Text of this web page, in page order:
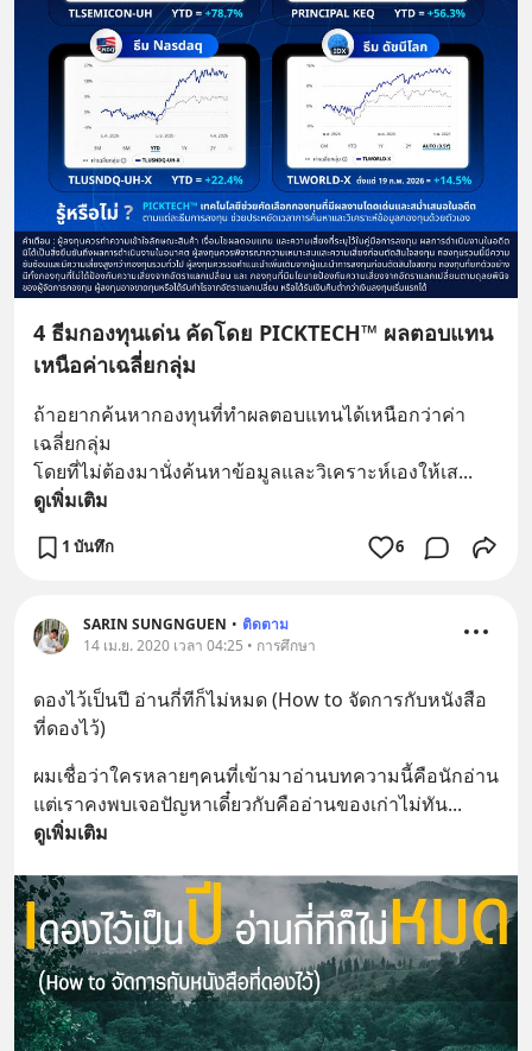
4 ธีมกองทุนเด่น คัดโดย PICKTECH™ ผลตอบแทน
เหนือค่าเฉลี่ยกลุ่ม
ถ้าอยากค้นหากองทุนที่ทำผลตอบแทนได้เหนือกว่าค่า
เฉลี่ยกลุ่ม
โดยที่ไม่ต้องมานั่งค้นหาข้อมูลและวิเคราะห์เองให้เส...
ดูเพิ่มเติม
1 บันทึก 6
SARIN SUNGNGUEN • ติดตาม
14 เม.ย. 2020 เวลา 04:25 • การศึกษา
ดองไว้เป็นปี อ่านกี่ทีก็ไม่หมด (How to จัดการกับหนังสือ
ที่ดองไว้)
ผมเชื่อว่าใครหลายๆคนที่เข้ามาอ่านบทความนี้คือนักอ่าน
แต่เราคงพบเจอปัญหาเดี๋ยวกับคืออ่านของเก่าไม่ทัน...
ดูเพิ่มเติม